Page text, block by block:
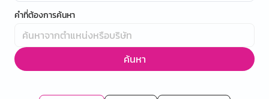
คำที่ต้องการค้นหา
ค้นหา